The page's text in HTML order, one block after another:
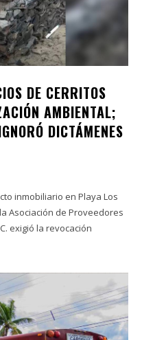
DE CERRITOS
AMBIENTAL;
DICTÁMENES
inmobiliario en Playa Los
Asociación de Proveedores
exigió la revocación